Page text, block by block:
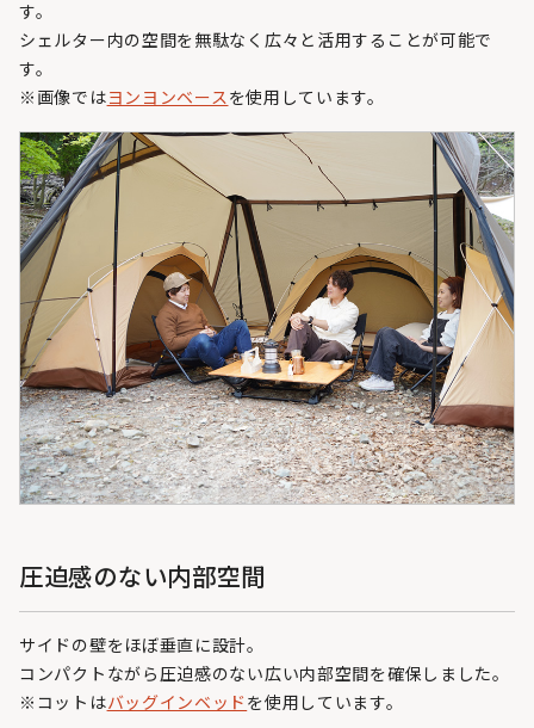
す。
シェルター内の空間を無駄なく広々と活用することが可能で
す。
※画像ではヨンヨンベースを使用しています。
圧迫感のない内部空間
サイドの壁をほぼ垂直に設計。
コンパクトながら圧迫感のない広い内部空間を確保しました。
※コットはバッグインベッド を使用しています。